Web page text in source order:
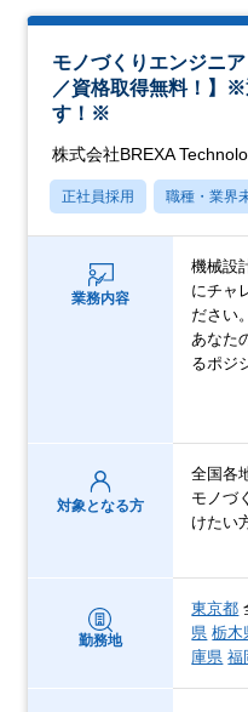
モノづくりエンジニ
／資格取得無料！】
す！※
株式会社BREXA
正社員採用 職種・業界
業務内容
機械設
にチャ
ださい。
あなた
るポジ
対象となる方
全国各
モノづ
けたい
勤務地
東京都
県 栃木
庫県 福